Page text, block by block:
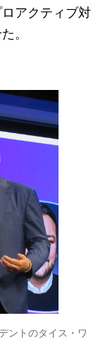
アクティブ対
。
ントのタイス・ワ